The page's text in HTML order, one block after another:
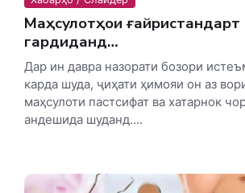
Маҳсулотҳои
гардиданд…
Дар ин давра назорати бозори
карда шуда, ҷиҳати ҳимояи он аз
маҳсулоти пастсифат ва хатарнок
андешида шуданд....